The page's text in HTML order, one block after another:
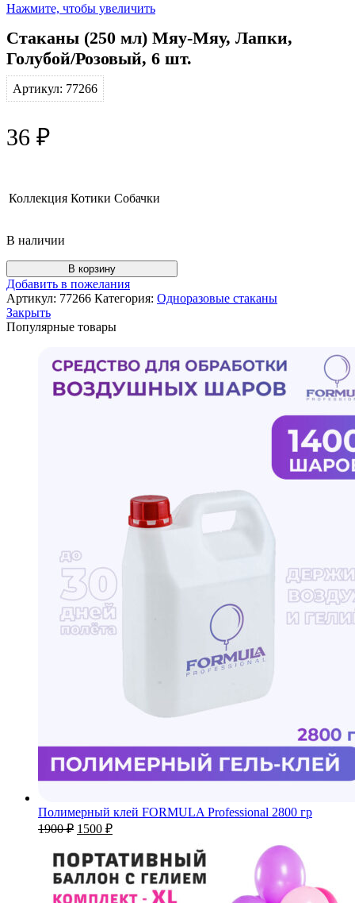
Нажмите, чтобы увеличить
Стаканы (250 мл) Мяу-Мяу, Лапки,
Голубой/Розовый, 6 шт.
Артикул: 77266
36 ₽
Коллекция Котики Собачки
В наличии
Количество
товара
Стаканы
(250
мл)
Мяу-
Голубой/
Розовый,
В корзину
Добавить в пожелания
Артикул: 77266 Категория: Одноразовые стаканы
Закрыть
Популярные товары
Полимерный клей FORMULA Professional 2800 гр
1900₽ Первоначальная
составляла
1900 ₽.
1500 ₽Текущая
1500 ₽.